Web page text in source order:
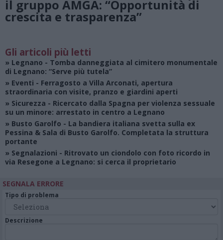
il gruppo AMGA: “Opportunità di
crescita e trasparenza”
Gli articoli più letti
» Legnano - Tomba danneggiata al cimitero monumentale
di Legnano: “Serve più tutela”
» Eventi - Ferragosto a Villa Arconati, apertura
straordinaria con visite, pranzo e giardini aperti
» Sicurezza - Ricercato dalla Spagna per violenza sessuale
su un minore: arrestato in centro a Legnano
» Busto Garolfo - La bandiera italiana svetta sulla ex
Pessina & Sala di Busto Garolfo. Completata la struttura
portante
» Segnalazioni - Ritrovato un ciondolo con foto ricordo in
via Resegone a Legnano: si cerca il proprietario
SEGNALA ERRORE
Tipo di problema
Descrizione